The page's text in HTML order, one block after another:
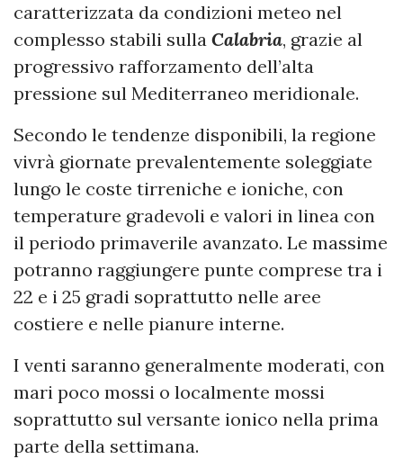
caratterizzata da condizioni meteo nel
complesso stabili sulla Calabria, grazie al
progressivo rafforzamento dell’alta
pressione sul Mediterraneo meridionale.
Secondo le tendenze disponibili, la regione
vivrà giornate prevalentemente soleggiate
lungo le coste tirreniche e ioniche, con
temperature gradevoli e valori in linea con
il periodo primaverile avanzato. Le massime
potranno raggiungere punte comprese tra i
22 e i 25 gradi soprattutto nelle aree
costiere e nelle pianure interne.
I venti saranno generalmente moderati, con
mari poco mossi o localmente mossi
soprattutto sul versante ionico nella prima
parte della settimana.